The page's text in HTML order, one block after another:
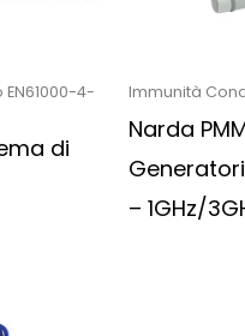
4-
di
Immunità
Narda
Generatori
– 1GHz/